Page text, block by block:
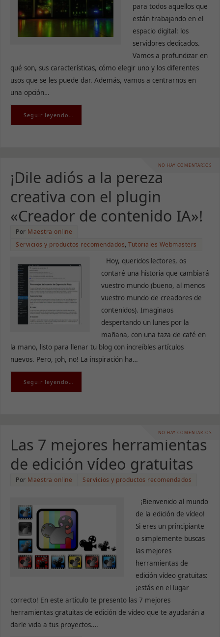
para todos aquellos que
están trabajando en el
espacio digital: los
servidores dedicados.
Vamos a profundizar en
qué son, sus características, cómo elegir uno y los diferentes
usos que se les puede dar. Además, vamos a centrarnos en
una opción…
Seguir leyendo…
NO HAY COMENTARIOS
¡Dile adiós a la pereza
creativa con el plugin
«Creador de contenido IA»!
Por Maestra online
Servicios y productos recomendados,Tutoriales Webmasters
Hoy, queridos lectores, os
contaré una historia que cambiará
vuestro mundo (bueno, al menos
vuestro mundo de creadores de
contenidos). Imaginaos
despertando un lunes por la
mañana, con una taza de café en
la mano, listo para llenar tu blog con increíbles artículos
nuevos. Pero, ¡oh, no! La inspiración ha…
Seguir leyendo…
NO HAY COMENTARIOS
Las 7 mejores herramientas
de edición vídeo gratuitas
Por Maestra online Servicios y productos recomendados
¡Bienvenido al mundo
de la edición de vídeo!
Si eres un principiante
o simplemente buscas
las mejores
herramientas de
edición vídeo gratuitas:
¡estás en el lugar
correcto! En este artículo te presento las 7 mejores
herramientas gratuitas de edición de vídeo que te ayudarán a
darle vida a tus proyectos.…